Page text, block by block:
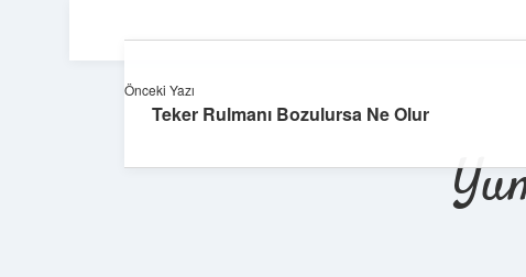
Önceki Yazı
Teker Rulmanı Bozulursa Ne Olur